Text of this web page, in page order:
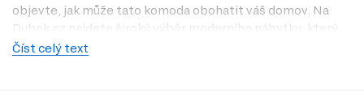
objevte, jak může tato komoda obohatit váš domov. Na
Dubok.cz najdete široký výběr moderního nábytku, který
splní vaše očekávání.
Číst celý text